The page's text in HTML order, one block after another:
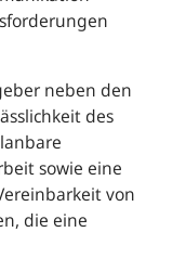
neben den
des
sowie eine
von
die eine